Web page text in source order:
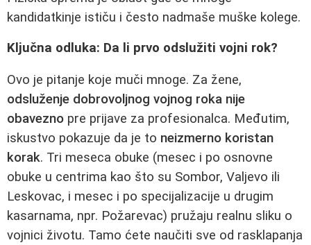
kandidatkinje ističu i često nadmaše muške kolege.
Ključna odluka: Da li prvo odslužiti vojni rok?
Ovo je pitanje koje muči mnoge. Za žene,
odsluženje dobrovoljnog vojnog roka nije
obavezno pre prijave za profesionalca. Međutim,
iskustvo pokazuje da je to neizmerno koristan
korak. Tri meseca obuke (mesec i po osnovne
obuke u centrima kao što su Sombor, Valjevo ili
Leskovac, i mesec i po specijalizacije u drugim
kasarnama, npr. Požarevac) pružaju realnu sliku o
vojnici životu. Tamo ćete naučiti sve od rasklapanja